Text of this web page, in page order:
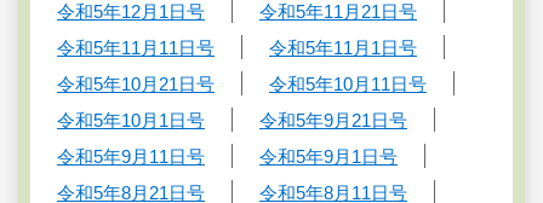
令和5年12月1日号
令和5年11月21日号
令和5年11月11日号
令和5年11月1日号
令和5年10月21日号
令和5年10月11日号
令和5年10月1日号
令和5年9月21日号
令和5年9月11日号
令和5年9月1日号
令和5年8月21日号
令和5年8月11日号